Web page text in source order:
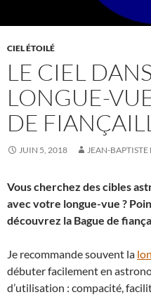
CIEL ÉTOILÉ
LE CIEL
LONGUE-
DE
JUIN 5, 2018 JEAN-
Vous cherchez des cibles
avec votre longue-vue ?
découvrez la Bague de
Je recommande souvent la
débuter facilement en
d’utilisation : compacité,